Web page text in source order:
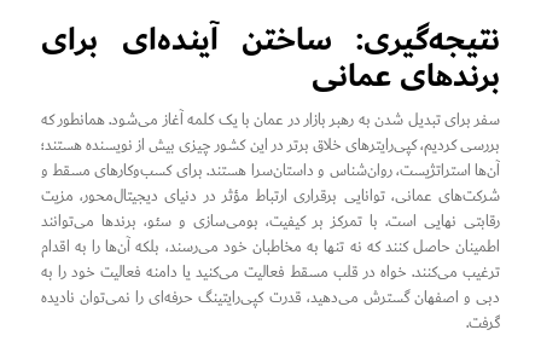
نتیجه‌گیری: ساختن آینده‌ای برای
برندهای عمانی
سفر برای تبدیل شدن به رهبر بازار در عمان با یک کلمه آغاز می‌شود. همانطور که
بررسی کردیم، کپی‌رایترهای خلاق برتر در این کشور چیزی بیش از نویسنده هستند؛
آن‌ها استراتژیست، روان‌شناس و داستان‌سرا هستند. برای کسب‌وکارهای مسقط و
شرکت‌های عمانی، توانایی برقراری ارتباط مؤثر در دنیای دیجیتال‌محور، مزیت
رقابتی نهایی است. با تمرکز بر کیفیت، بومی‌سازی و سئو، برندها می‌توانند
اطمینان حاصل کنند که نه تنها به مخاطبان خود می‌رسند، بلکه آن‌ها را به اقدام
ترغیب می‌کنند. خواه در قلب مسقط فعالیت می‌کنید یا دامنه فعالیت خود را به
دبی و اصفهان گسترش می‌دهید، قدرت کپی‌رایتینگ حرفه‌ای را نمی‌توان نادیده
گرفت.